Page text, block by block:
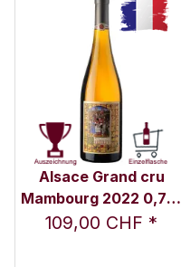
Alsace Grand cru
Mambourg 2022 0,75 l
- Domaine Marcel
109,00 CHF *